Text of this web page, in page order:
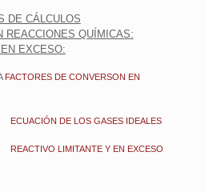
DE CÁLCULOS
REACCIONES QUÍMICAS:
EXCESO:
FACTORES DE CONVERSON EN
ECUACIÓN DE LOS GASES IDEALES
REACTIVO LIMITANTE Y EN EXCESO